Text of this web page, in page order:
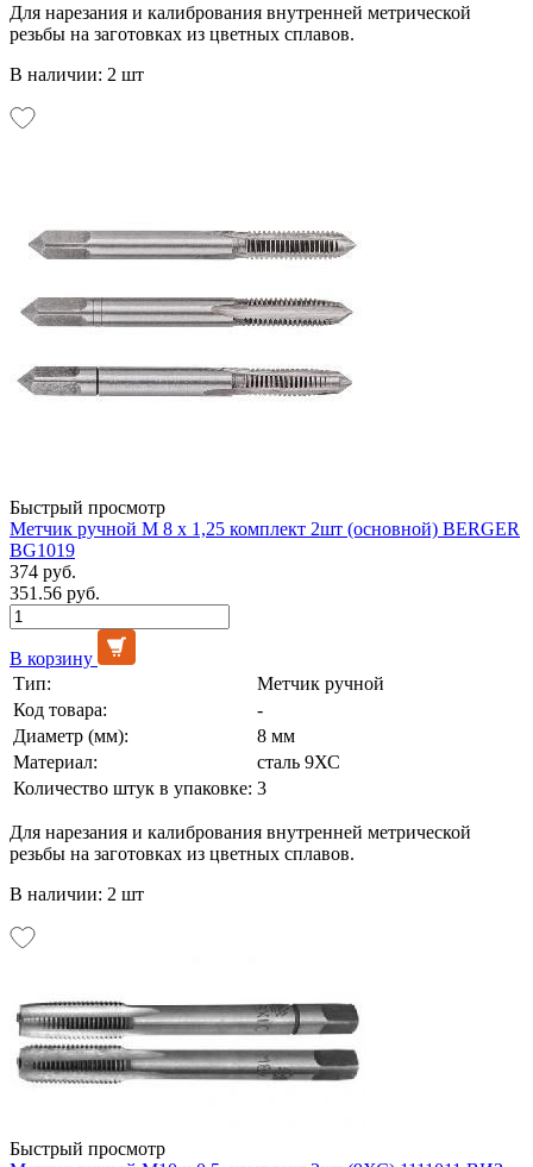
Для нарезания и калибрования внутренней метрической
резьбы на заготовках из цветных сплавов.
В наличии: 2 шт
Быстрый просмотр
Метчик ручной М 8 х 1,25 комплект 2шт (основной) BERGER
BG1019
374 руб.
351.56 руб.
В корзину
Тип:
Метчик ручной
Код товара:
-
Диаметр (мм):
8 мм
Материал:
сталь 9ХС
Количество штук в упаковке: 3
Для нарезания и калибрования внутренней метрической
резьбы на заготовках из цветных сплавов.
В наличии: 2 шт
Быстрый просмотр